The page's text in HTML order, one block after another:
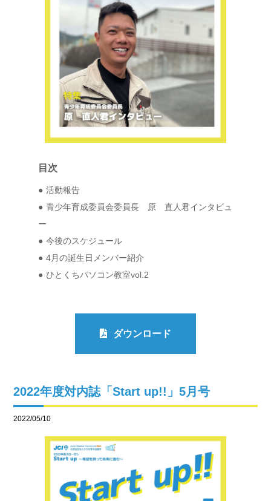
目次
活動報告
青少年育成委員会委員長 原 直人君インタビュ
ー
今後のスケジュール
4月の誕生日メンバー紹介
ひとくちパソコン教室vol.2
ダウンロード
2022年度対内誌「Start up!!」5月号
2022/05/10